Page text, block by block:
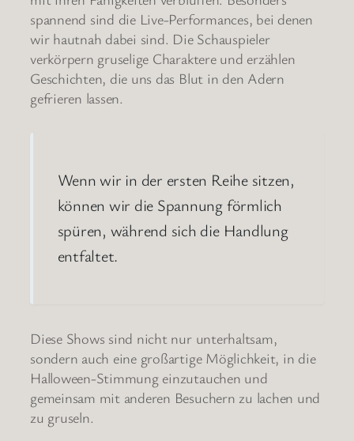
spannend sind die Live-Performances, bei denen
wir hautnah dabei sind. Die Schauspieler
verkörpern gruselige Charaktere und erzählen
Geschichten, die uns das Blut in den Adern
gefrieren lassen.
Wenn wir in der ersten Reihe sitzen,
können wir die Spannung förmlich
spüren, während sich die Handlung
entfaltet.
Diese Shows sind nicht nur unterhaltsam,
sondern auch eine großartige Möglichkeit, in die
Halloween-Stimmung einzutauchen und
gemeinsam mit anderen Besuchern zu lachen und
zu gruseln.